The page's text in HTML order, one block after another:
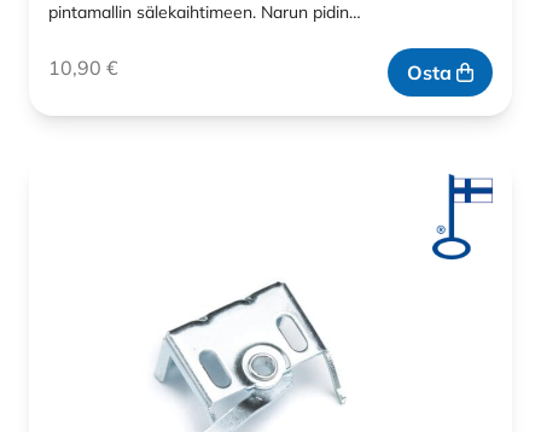
pintamallin sälekaihtimeen. Narun pidin…
10,90 € Osta